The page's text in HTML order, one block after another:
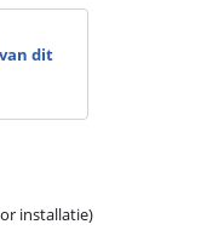
dit
installatie)